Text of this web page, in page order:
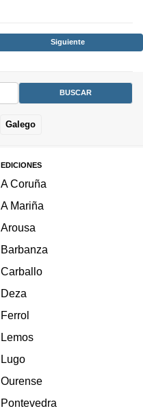
Siguiente
Galego
EDICIONES
A Coruña
A Mariña
Arousa
Barbanza
Carballo
Deza
Ferrol
Lemos
Lugo
Ourense
Pontevedra